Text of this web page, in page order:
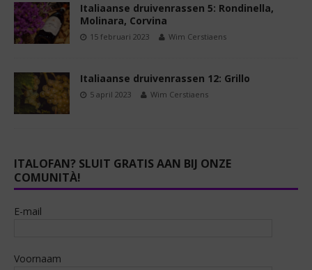
Italiaanse druivenrassen 5: Rondinella,
Molinara, Corvina
15 februari 2023 Wim Cerstiaens
Italiaanse druivenrassen 12: Grillo
5 april 2023 Wim Cerstiaens
ITALOFAN? SLUIT GRATIS AAN BIJ ONZE
COMUNITÀ!
E-mail
Voornaam